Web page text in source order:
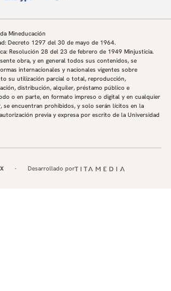
Mineducación
Decreto 1297 del 30 de mayo de 1964.
Resolución 28 del 23 de febrero de 1949 Minjusticia.
obra, y en general todos sus contenidos, se
internacionales y nacionales vigentes sobre
su utilización parcial o total, reproducción,
distribución, alquiler, préstamo público e
o en parte, en formato impreso o digital y en cualquier
encuentran prohibidos, y solo serán lícitos en la
previa y expresa por escrito de la Universidad
Desarrollado por